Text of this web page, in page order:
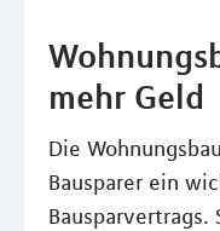
mehr Geld
Die
Bausparer ein